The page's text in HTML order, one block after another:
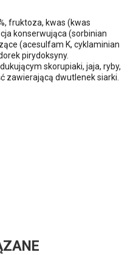
fruktoza, kwas (kwas
konserwująca (sorbinian
(acesulfam K, cyklaminian
pirydoksyny.
skorupiaki, jaja, ryby,
zawierającą dwutlenek siarki.